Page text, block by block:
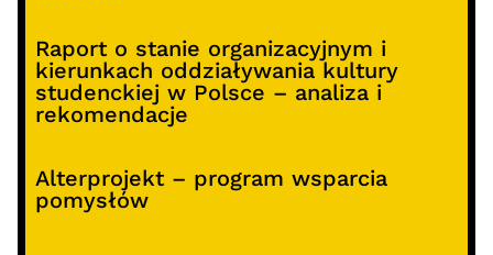
Raport o stanie organizacyjnym i
kierunkach oddziaływania kultury
studenckiej w Polsce – analiza i
rekomendacje
Alterprojekt – program wsparcia
pomysłów